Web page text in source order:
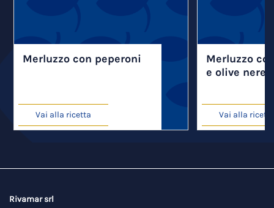
Merluzzo con peperoni
Vai alla ricetta
Merluzzo
e olive nere
Vai alla ricetta
Rivamar srl